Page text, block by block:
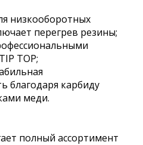
низкооборотных
перегрев резины;
TOP;
благодаря карбиду
меди.
полный ассортимент